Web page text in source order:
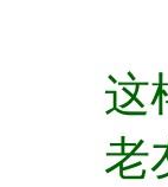
这
老